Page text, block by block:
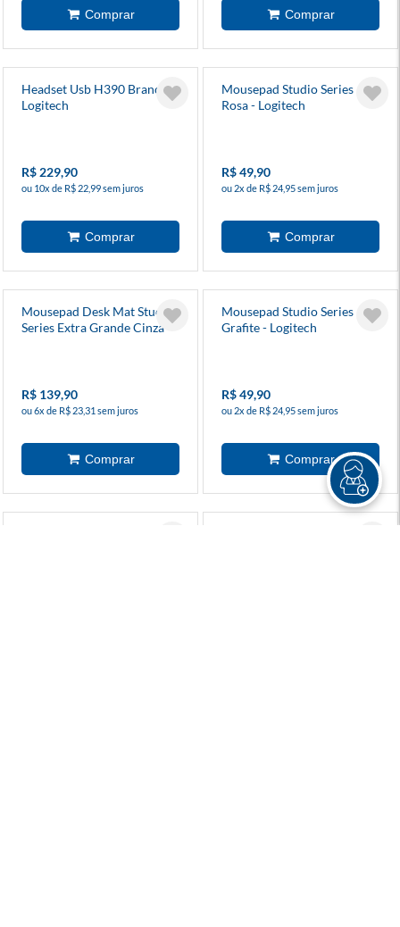
Headset Usb H390 Branco -
Logitech
R$ 229,90
ou 10x de R$ 22,99 sem juros
Mousepad Studio Series
Rosa - Logitech
R$ 49,90
ou 2x de R$ 24,95 sem juros
Mousepad Desk Mat Studio
Series Extra Grande Cinza -
R$ 139,90
ou 6x de R$ 23,31 sem juros
Mousepad Studio Series
Grafite - Logitech
R$ 49,90
ou 2x de R$ 24,95 sem juros